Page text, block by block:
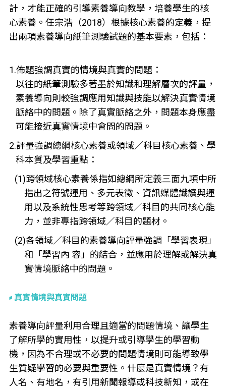
計，才能正確的引導素養導向教學，培養學生的核
心素養。任宗浩（2018）根據核心素養的定義，提
出兩項素養導向紙筆測驗試題的基本要素，包括：
1.佈題強調真實的情境與真實的問題：
以往的紙筆測驗多著墨於知識和理解層次的評量，
素養導向則較強調應用知識與技能以解決真實情境
脈絡中的問題。除了真實脈絡之外，問題本身應盡
可能接近真實情境中會問的問題。
2.評量強調總綱核心素養或領域／科目核心素養、學
科本質及學習重點：
(1)跨領域核心素養係指如總綱所定義三面九項中所
指出之符號運用、多元表徵、資訊媒體識讀與運
用以及系統性思考等跨領域／科目的共同核心能
力，並非專指跨領域／科目的題材。
(2)各領域／科目的素養導向評量強調「學習表現」
和「學習內 容」的結合，並應用於理解或解決真
實情境脈絡中的問題。
真實情境與真實問題
素養導向評量利用合理且適當的問題情境、讓學生
了解所學的實用性，以提升或引導學生的學習動
機，因為不合理或不必要的問題情境則可能導致學
生質疑學習的必要與重要性。什麼是真實情境？有
人名、有地名，有引用新聞報導或科技新知，或在